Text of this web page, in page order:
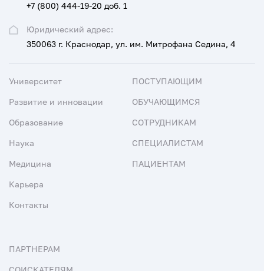
Юридический адрес:
350063 г. Краснодар, ул. им. Митрофана Седина, 4
+7 (800) 444-19-20 доб. 1
Университет
Развитие и инновации
Образование
Наука
Медицина
Карьера
Контакты
ПОСТУПАЮЩИМ
ОБУЧАЮЩИМСЯ
СОТРУДНИКАМ
СПЕЦИАЛИСТАМ
ПАЦИЕНТАМ
ПАРТНЕРАМ